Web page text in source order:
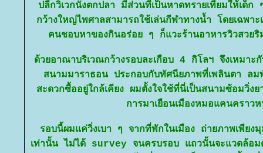
ปลีกวิเวกนั่งตกปลา มีส่วนที่เป็นหาดทรายเทียมให้เด็
กว้างใหญ่ไพศาลสามารถใช้เล่นกีฬาทางน้ำ โดยเฉพาะ
คนชอบหาของกินอร่อย ๆ ก็แวะร้านอาหารวิวสวยริ
ด้วยอาณาบริเวณกว้างรอบละเกือบ 4 กิโลฯ จึงเหมาะกั
สนามมาราธอน ประกอบกับทัศนียภาพที่เพลินตา ลม
สะดวกซื้ออยู่ใกล้เคียง ผมตั้งใจใช้ที่นี่เป็นสนามซ้อมวิ่
การมาเยือนเมืองหมอแคนคราว
รอบนี้ผมแค่วิ่งเบา ๆ จากที่พักในเมือง ถ่ายภาพเพียง
เท่านั้น ไม่ได้ survey จนครบรอบ แถวนั้นจะแวดล้อม